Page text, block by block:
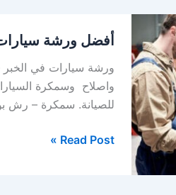
أفضل ورشة
ورشة سيارات في الخبر
واصلاح وسمكرة
للصيانة. سمكرة – رش
ورشة
في
الدمام
الخبر
Read Post »